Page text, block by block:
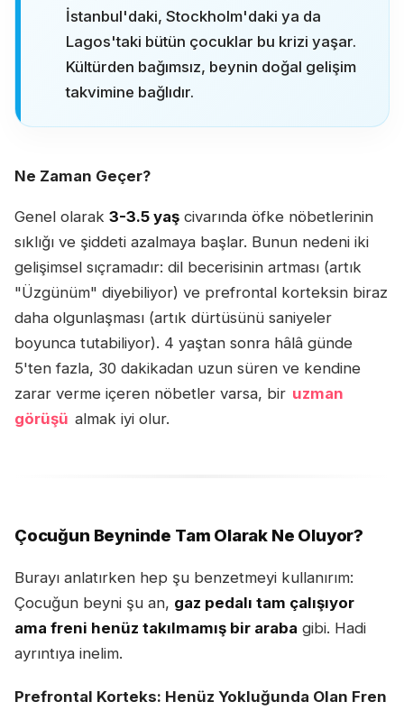
İstanbul'daki, Stockholm'daki ya da
Lagos'taki bütün çocuklar bu krizi yaşar.
Kültürden bağımsız, beynin doğal gelişim
takvimine bağlıdır.
Ne Zaman Geçer?
Genel olarak 3-3.5 yaş civarında öfke nöbetlerinin
sıklığı ve şiddeti azalmaya başlar. Bunun nedeni iki
gelişimsel sıçramadır: dil becerisinin artması (artık
"Üzgünüm" diyebiliyor) ve prefrontal korteksin biraz
daha olgunlaşması (artık dürtüsünü saniyeler
boyunca tutabiliyor). 4 yaştan sonra hâlâ günde
5'ten fazla, 30 dakikadan uzun süren ve kendine
zarar verme içeren nöbetler varsa, bir uzman
görüşü almak iyi olur.
Çocuğun Beyninde Tam Olarak Ne Oluyor?
Burayı anlatırken hep şu benzetmeyi kullanırım:
Çocuğun beyni şu an, gaz pedalı tam çalışıyor
ama freni henüz takılmamış bir araba gibi. Hadi
ayrıntıya inelim.
Prefrontal Korteks: Henüz Yokluğunda Olan Fren